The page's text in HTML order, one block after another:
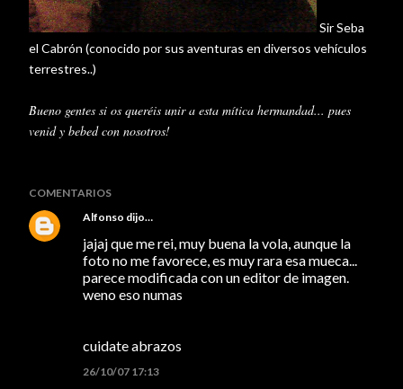
SirSeba
el Cabrón (conocido por sus aventuras en diversos vehículos
terrestres..)
Bueno gentes si os queréis unir a esta mítica hermandad... pues
venid y bebed con nosotros!
COMENTARIOS
Alfonso dijo…
jajaj que me rei, muy buena la vola, aunque la
foto no me favorece, es muy rara esa mueca...
parece modificada con un editor de imagen.
weno eso numas
cuidate abrazos
26/10/07 17:13